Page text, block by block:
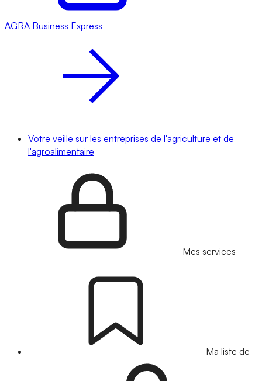
AGRA Business Express
Votre veille sur les entreprises de l'agriculture et de
l'agroalimentaire
Mes services
Ma liste de